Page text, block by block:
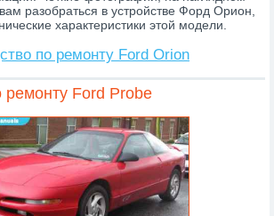
разобраться в устройстве Форд Орион,
характеристики этой модели.
по ремонту Ford Orion
ремонту Ford Probe